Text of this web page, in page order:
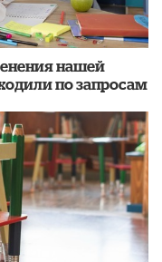
нашей
по запросам